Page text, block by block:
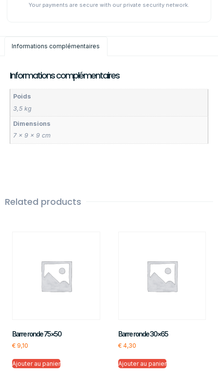
Your payments are secure with our private security network.
Informations complémentaires
Informations complémentaires
Poids
3,5 kg
Dimensions
7 × 9 × 9 cm
Related products
Barre ronde 75×50
€ 9,10
Ajouter au panier
Barre ronde 30×65
€4,30
Ajouter au panier